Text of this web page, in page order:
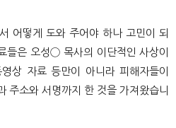
어떻게 도와 주어야 하나 고민이 되
들은 오성◯ 목사의 이단적인 사상이
상 자료 등만이 아니라 피해자들이
주소와 서명까지 한 것을 가져왔습니